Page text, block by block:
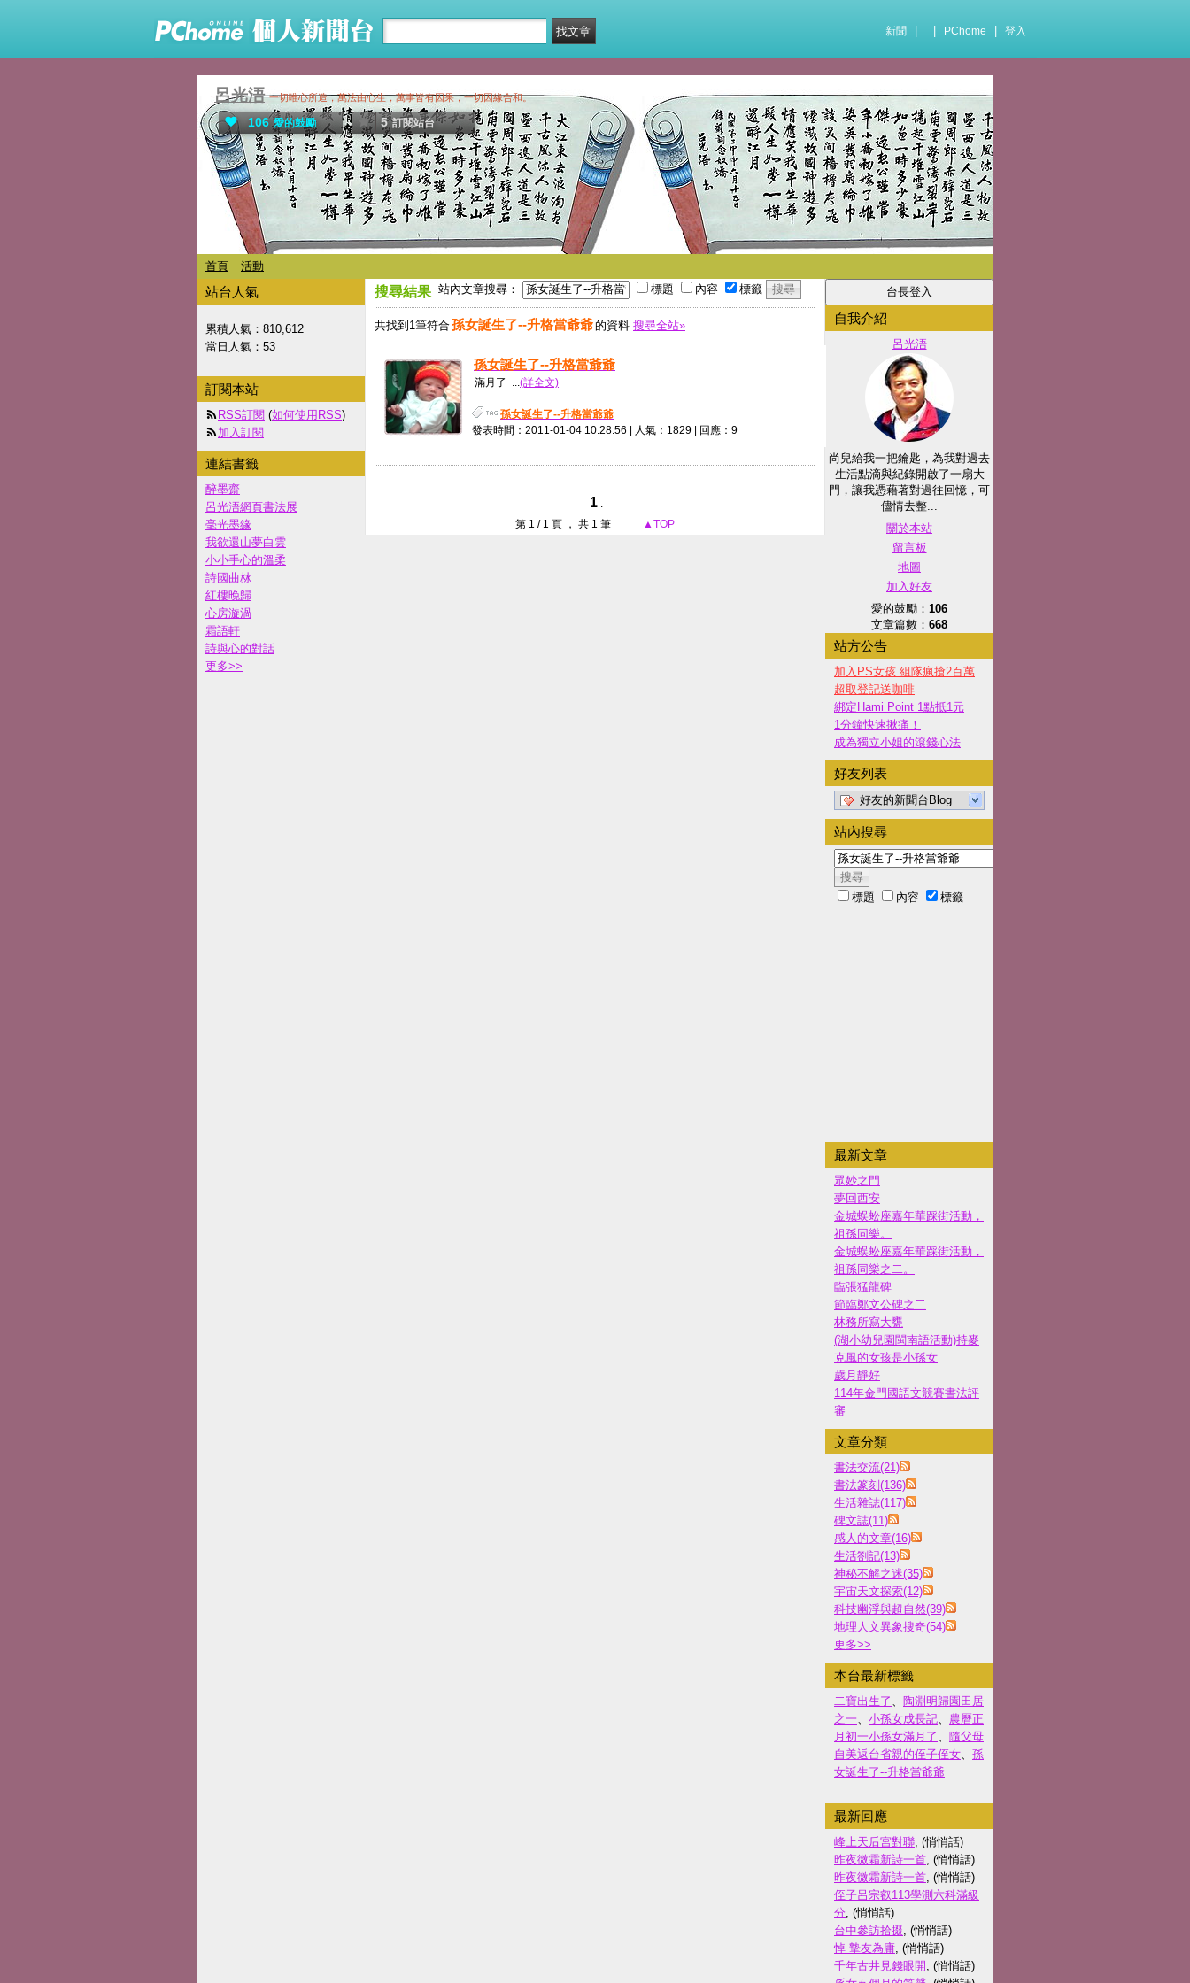
新聞 PChome 登入
呂光浯 一切唯心所造，萬法由心生，萬事皆有因果，一切因緣合和。
106 愛的鼓勵 5 訂閱站台
首頁 活動
搜尋結果 站內文章搜尋： 標題 內容 標籤
共找到1筆符合孫女誕生了--升格當爺爺的資料 搜尋全站»
孫女誕生了--升格當爺爺
滿月了 ...(詳全文)
孫女誕生了--升格當爺爺
發表時間：2011-01-04 10:28:56 | 人氣：1829 | 回應：9
1 .
第 1 / 1 頁 ， 共 1 筆
▲TOP
自我介紹
呂光浯
尚兒給我一把鑰匙，為我對過去
生活點滴與紀錄開啟了一扇大
門，讓我憑藉著對過往回憶，可
儘情去整...
關於本站
留言板
地圖
加入好友
愛的鼓勵： 106
文章篇數： 668
站方公告
加入PS女孩 組隊瘋搶2百萬
超取登記送咖啡
綁定Hami Point 1點抵1元
1分鐘快速揪痛！
成為獨立小姐的滾錢心法
好友列表
好友的新聞台Blog
站內搜尋
標題 內容 標籤
最新文章
眾妙之門
夢回西安
金城蜈蚣座嘉年華踩街活動，
祖孫同樂。
金城蜈蚣座嘉年華踩街活動，
祖孫同樂之二。
臨張猛龍碑
節臨鄭文公碑之二
林務所寫大甕
(湖小幼兒園閩南語活動)持麥
克風的女孩是小孫女
歲月靜好
114年金門國語文競賽書法評
審
文章分類
書法交流(21)
書法篆刻(136)
生活雜誌(117)
碑文誌(11)
感人的文章(16)
生活劄記(13)
神秘不解之迷(35)
宇宙天文探索(12)
科技幽浮與超自然(39)
地理人文異象搜奇(54)
更多>>
本台最新標籤
二寶出生了 、 陶淵明歸園田居
之一、 小孫女成長記、 農曆正
月初一小孫女滿月了 、 隨父母
自美返台省親的侄子侄女、 孫
女誕生了--升格當爺爺
最新回應
峰上天后宮對聯, (悄悄話)
昨夜微霜新詩一首, (悄悄話)
昨夜微霜新詩一首, (悄悄話)
侄子呂宗叡113學測六科滿級
分, (悄悄話)
台中參訪拾掇, (悄悄話)
悼 摯友為庸, (悄悄話)
千年古井見錢眼開 , (悄悄話)
站台人氣
累積人氣： 810,612
當日人氣： 53
訂閱本站
RSS訂閱 (如何使用RSS)
加入訂閱
連結書籤
醉墨齋
呂光浯網頁書法展
毫光墨緣
我欲還山夢白雲
小小手心的溫柔
詩國曲沝
紅樓晚歸
心房漩渦
霜語軒
詩與心的對話
更多>>